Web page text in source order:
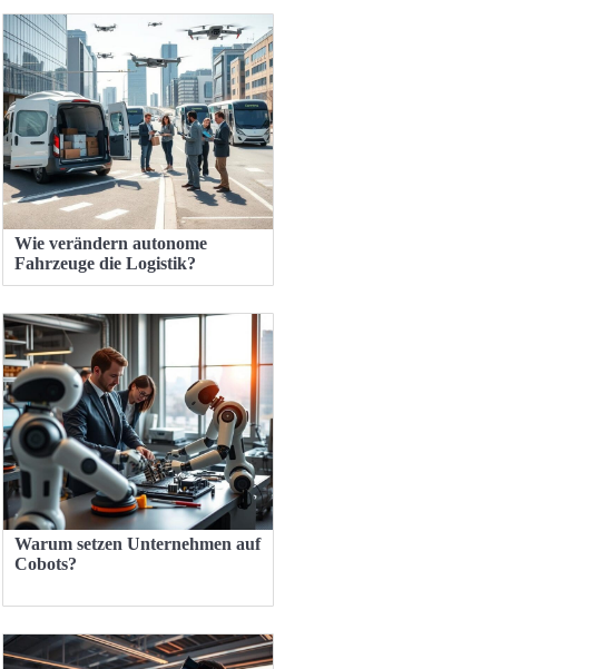
Wie verändern autonome
Fahrzeuge die Logistik?
Warum setzen Unternehmen auf
Cobots?